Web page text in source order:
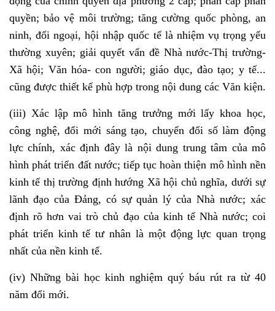
quyền; bảo vệ môi trường; tăng cường quốc phòng, an
ninh, đối ngoại, hội nhập quốc tế là nhiệm vụ trọng yếu
thường xuyên; giải quyết vấn đề Nhà nước-Thị trường-
Xã hội; Văn hóa- con người; giáo dục, đào tạo; y tế...
cũng được thiết kế phù hợp trong nội dung các Văn kiện.
(iii) Xác lập mô hình tăng trưởng mới lấy khoa học,
công nghệ, đổi mới sáng tạo, chuyển đổi số làm động
lực chính, xác định đây là nội dung trung tâm của mô
hình phát triển đất nước; tiếp tục hoàn thiện mô hình nền
kinh tế thị trường định hướng Xã hội chủ nghĩa, dưới sự
lãnh đạo của Đảng, có sự quản lý của Nhà nước; xác
định rõ hơn vai trò chủ đạo của kinh tế Nhà nước; coi
phát triển kinh tế tư nhân là một động lực quan trọng
nhất của nền kinh tế.
(iv) Những bài học kinh nghiệm quý báu rút ra từ 40
năm đổi mới.